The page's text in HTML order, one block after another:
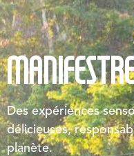
Des expériences
délicieuses,
planète.